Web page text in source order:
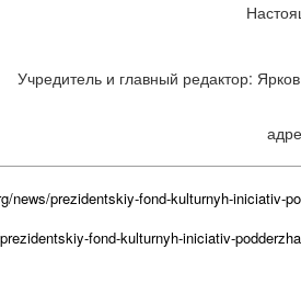
Учредитель и главный редактор:
news/prezidentskiy-fond-kulturnyh-iniciativ-
fond-kulturnyh-iniciativ-